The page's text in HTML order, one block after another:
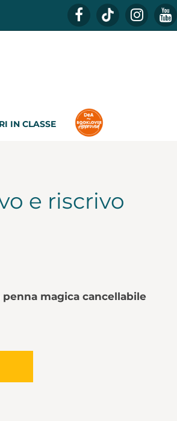
IN CLASSE
e riscrivo
magica cancellabile